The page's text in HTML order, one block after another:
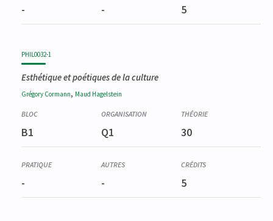
- - 5
PHIL0032-1
Esthétique et poétiques de la culture
Grégory Cormann, Maud Hagelstein
B1 Q1 30
- - 5